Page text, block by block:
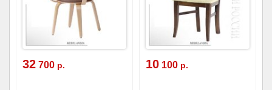
32 700 р. 10 100 р.